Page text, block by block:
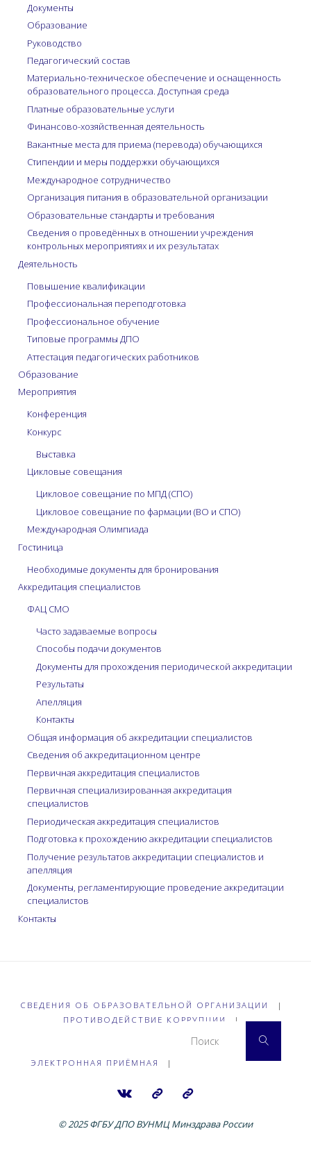
Документы
Образование
Руководство
Педагогический состав
Материально-техническое обеспечение и оснащенность
образовательного процесса. Доступная среда
Платные образовательные услуги
Финансово-хозяйственная деятельность
Вакантные места для приема (перевода) обучающихся
Стипендии и меры поддержки обучающихся
Международное сотрудничество
Организация питания в образовательной организации
Образовательные стандарты и требования
Сведения о проведённых в отношении учреждения
контрольных мероприятиях и их результатах
Деятельность
Повышение квалификации
Профессиональная переподготовка
Профессиональное обучение
Типовые программы ДПО
Аттестация педагогических работников
Образование
Мероприятия
Конференция
Конкурс
Выставка
Цикловые совещания
Цикловое совещание по МПД (СПО)
Цикловое совещание по фармации (ВО и СПО)
Международная Олимпиада
Гостиница
Необходимые документы для бронирования
Аккредитация специалистов
ФАЦ СМО
Часто задаваемые вопросы
Способы подачи документов
Документы для прохождения периодической аккредитации
Результаты
Апелляция
Контакты
Общая информация об аккредитации специалистов
Сведения об аккредитационном центре
Первичная аккредитация специалистов
Первичная специализированная аккредитация
специалистов
Периодическая аккредитация специалистов
Подготовка к прохождению аккредитации специалистов
Получение результатов аккредитации специалистов и
апелляция
Документы, регламентирующие проведение аккредитации
специалистов
Контакты
СВЕДЕНИЯ ОБ ОБРАЗОВАТЕЛЬНОЙ ОРГАНИЗАЦИИ
|
ПРОТИВОДЕЙСТВИЕ КОРРУПЦИИ
|
ЭЛЕКТРОННАЯ ПРИЁМНАЯ |
Поиск
© 2025 ФГБУ ДПО ВУНМЦ Минздрава России